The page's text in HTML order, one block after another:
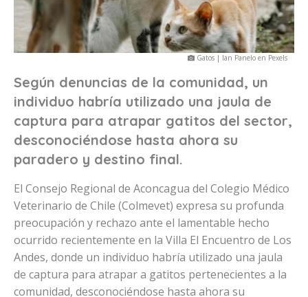
Gatos | Ian Panelo en Pexels
Según denuncias de la comunidad, un
individuo habría utilizado una jaula de
captura para atrapar gatitos del sector,
desconociéndose hasta ahora su
paradero y destino final.
El Consejo Regional de Aconcagua del Colegio Médico
Veterinario de Chile (Colmevet) expresa su profunda
preocupación y rechazo ante el lamentable hecho
ocurrido recientemente en la Villa El Encuentro de Los
Andes, donde un individuo habría utilizado una jaula
de captura para atrapar a gatitos pertenecientes a la
comunidad, desconociéndose hasta ahora su